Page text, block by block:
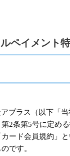
ペイメント
プラス（以下「
2条第5号に定め
ード会員規約」
です。